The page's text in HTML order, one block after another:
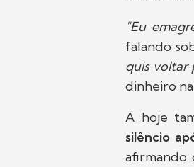
"Eu
falando
quis voltar
dinheiro
A hoje
silêncio
afirmando